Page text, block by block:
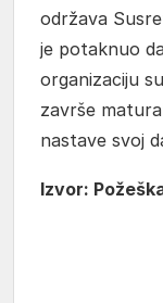
održava
je potaknuo
organizaciju
završe
nastave svoj
Izvor: